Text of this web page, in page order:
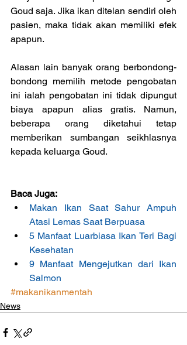
Goud saja. Jika ikan ditelan sendiri oleh
pasien, maka tidak akan memiliki efek
apapun.
Alasan lain banyak orang berbondong-
bondong memilih metode pengobatan
ini ialah pengobatan ini tidak dipungut
biaya apapun alias gratis. Namun,
beberapa orang diketahui tetap
memberikan sumbangan seikhlasnya
kepada keluarga Goud.
Baca Juga:
Makan Ikan Saat Sahur Ampuh
Atasi Lemas Saat Berpuasa
5 Manfaat Luarbiasa Ikan Teri Bagi
Kesehatan
9 Manfaat Mengejutkan dari Ikan
Salmon
#makanikanmentah
News